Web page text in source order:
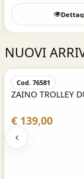
NUOVI
Cod. 76581
ZAINO TROLLEY
€ 139,00